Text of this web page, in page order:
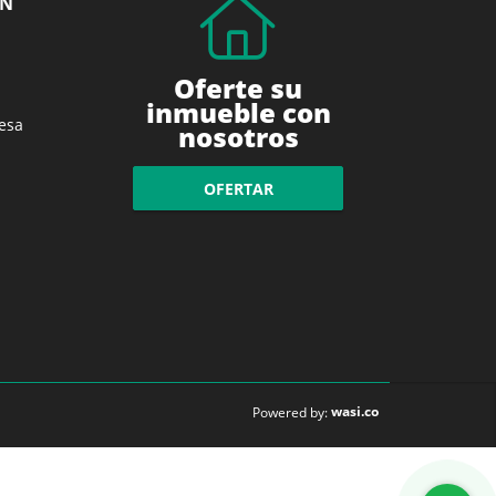
Oferte su
inmueble con
nosotros
OFERTAR
Powered by:wasi.co